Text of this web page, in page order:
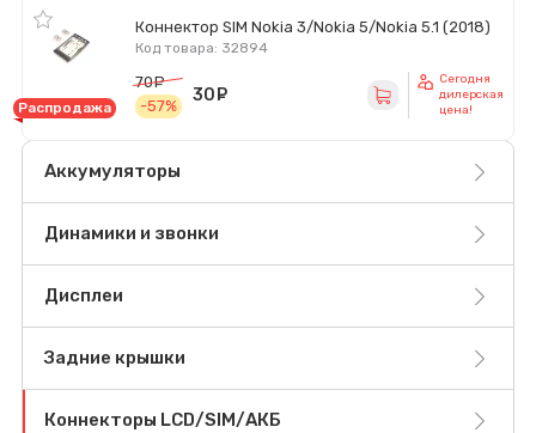
Коннектор SIM Nokia 3/Nokia 5/Nokia 5.1 (2018)
Код товара: 32894
Распродажа
70
руб.
-57%
30
Сегодня
дилерская
цена!
Аккумуляторы
Динамики и звонки
Дисплеи
Задние крышки
Коннекторы LCD/SIM/АКБ